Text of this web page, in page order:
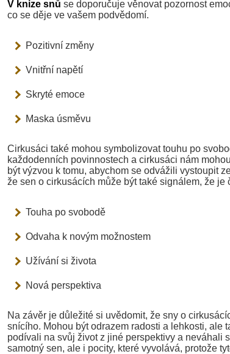
V knize snů se doporučuje věnovat pozornost
co se děje ve vašem podvědomí.
Pozitivní změny
Vnitřní napětí
Skryté emoce
Maska úsměvu
Cirkusáci také mohou symbolizovat touhu po
každodenních povinnostech a cirkusáci nám
být výzvou k tomu, abychom se odvážili vystoupit
že sen o cirkusácích může být také signálem, že
Touha po svobodě
Odvaha k novým možnostem
Užívání si života
Nová perspektiva
Na závěr je důležité si uvědomit, že sny o
snícího. Mohou být odrazem radosti a lehkosti, ale
podívali na svůj život z jiné perspektivy a neváhali
samotný sen, ale i pocity, které vyvolává, protože